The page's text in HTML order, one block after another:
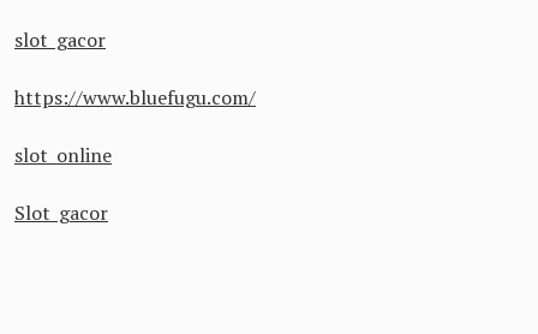
slot gacor
https://www.bluefugu.com/
slot online
Slot gacor